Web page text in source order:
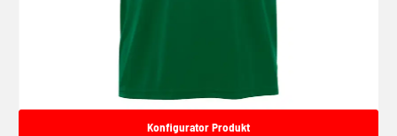
Konfigurator Produkt